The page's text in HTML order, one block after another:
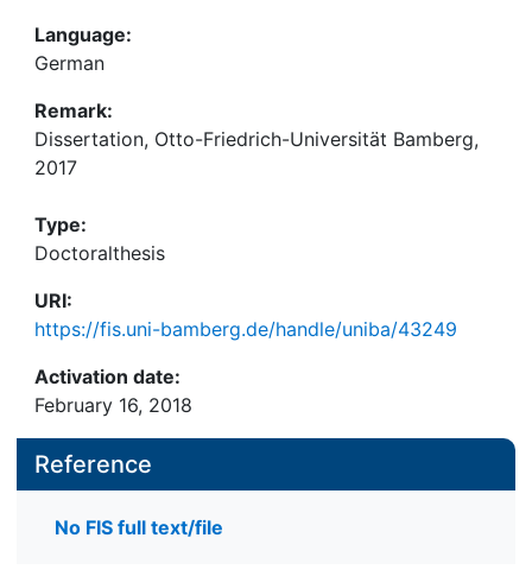
Language:
German
Remark:
Dissertation, Otto-Friedrich-Universität Bamberg,
2017
Type:
Doctoralthesis
URI:
https://fis.uni-bamberg.de/handle/uniba/43249
Activation date:
February 16, 2018
Reference
No FIS full text/file